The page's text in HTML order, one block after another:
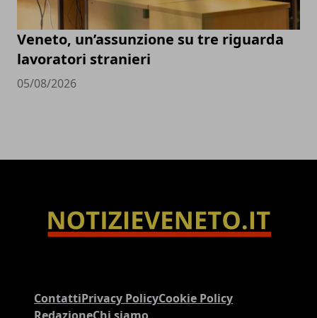
Veneto, un’assunzione su tre riguarda
lavoratori stranieri
05/08/2026
ContattiPrivacy PolicyCookie Policy